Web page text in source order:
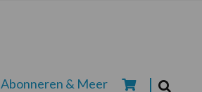
Abonneren & Meer